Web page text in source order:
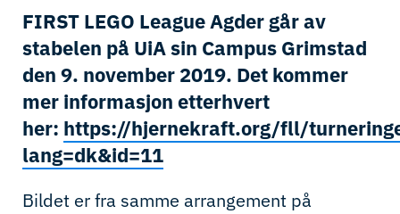
FIRST LEGO League Agder går av
stabelen på UiA sin Campus Grimstad
den 9. november 2019. Det kommer
mer informasjon etterhvert
her: https://hjernekraft.org/fll/
lang=dk&id=11
Bildet er fra samme arrangement på